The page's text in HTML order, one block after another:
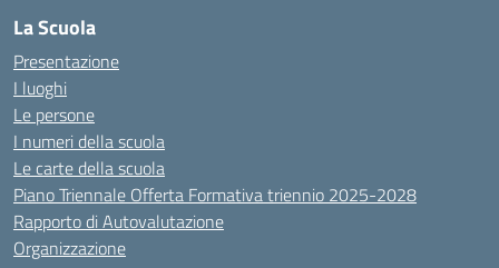
La Scuola
Presentazione
I luoghi
Le persone
I numeri della scuola
Le carte della scuola
Piano Triennale Offerta Formativa triennio 2025-2028
Rapporto di Autovalutazione
Organizzazione